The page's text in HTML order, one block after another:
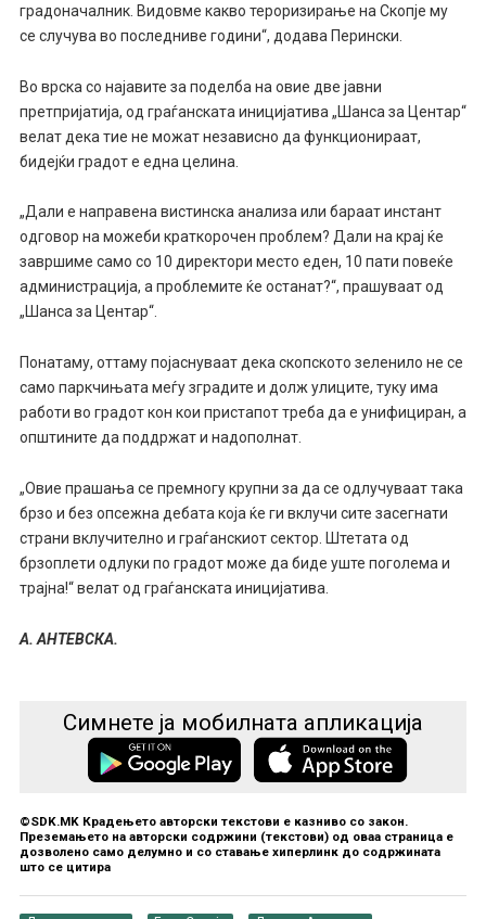
градоначалник. Видовме какво тероризирање на Скопје му
се случува во последниве години“, додава Перински.
Во врска со најавите за поделба на овие две јавни
претпријатија, од граѓанската иницијатива „Шанса за Центар“
велат дека тие не можат независно да функционираат,
бидејќи градот е една целина.
„Дали е направена вистинска анализа или бараат инстант
одговор на можеби краткорочен проблем? Дали на крај ќе
завршиме само со 10 директори место еден, 10 пати повеќе
администрација, а проблемите ќе останат?“, прашуваат од
„Шанса за Центар“.
Понатаму, оттаму појаснуваат дека скопското зеленило не се
само паркчињата меѓу зградите и долж улиците, туку има
работи во градот кон кои пристапот треба да е унифициран, а
општините да поддржат и надополнат.
„Овие прашања се премногу крупни за да се одлучуваат така
брзо и без опсежна дебата која ќе ги вклучи сите засегнати
страни вклучително и граѓанскиот сектор. Штетата од
брзоплети одлуки по градот може да биде уште поголема и
трајна!“ велат од граѓанската иницијатива.
А. АНТЕВСКА.
Симнете ја мобилната апликација
©SDK.MK Крадењето авторски текстови е казниво со закон.
Преземањето на авторски содржини (текстови) од оваа страница е
дозволено само делумно и со ставање хиперлинк до содржината
што се цитира